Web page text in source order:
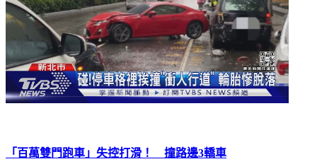
「百萬雙門跑車」失控打滑！ 撞路邊3轎車